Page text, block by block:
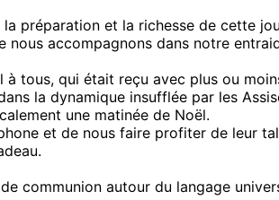
préparation et la richesse de cette
nous accompagnons dans notre
tous, qui était reçu avec plus ou
la dynamique insufflée par les
une matinée de Noël.
et de nous faire profiter de leur
communion autour du langage